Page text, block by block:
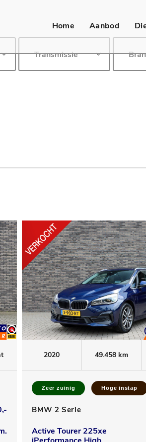
Home Aanbod
2020 49.458 km
Zeer zuinig Hoge instap
BMW 2 Serie
Active Tourer 225xe